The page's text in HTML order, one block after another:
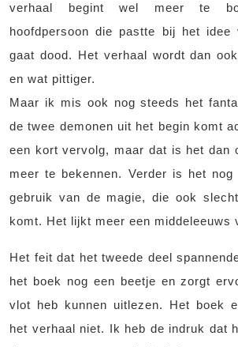
verhaal begint wel meer te
hoofdpersoon die pastte bij het idee
gaat dood. Het verhaal wordt dan
en wat pittiger.
Maar ik mis ook nog steeds het
de twee demonen uit het begin komt
een kort vervolg, maar dat is het dan
meer te bekennen. Verder is het
gebruik van de magie, die ook
komt. Het lijkt meer een middeleeuws
Het feit dat het tweede deel
het boek nog een beetje en zorgt
vlot heb kunnen uitlezen. Het boek
het verhaal niet. Ik heb de indruk dat